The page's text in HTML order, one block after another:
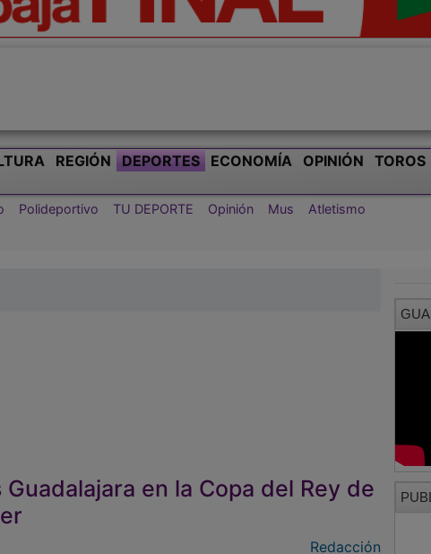
REGIÓN DEPORTES ECONOMÍA OPINIÓN TOROS
Polideportivo TU DEPORTE Opinión Mus
Atletismo
en la Copa del Rey de
Redacción